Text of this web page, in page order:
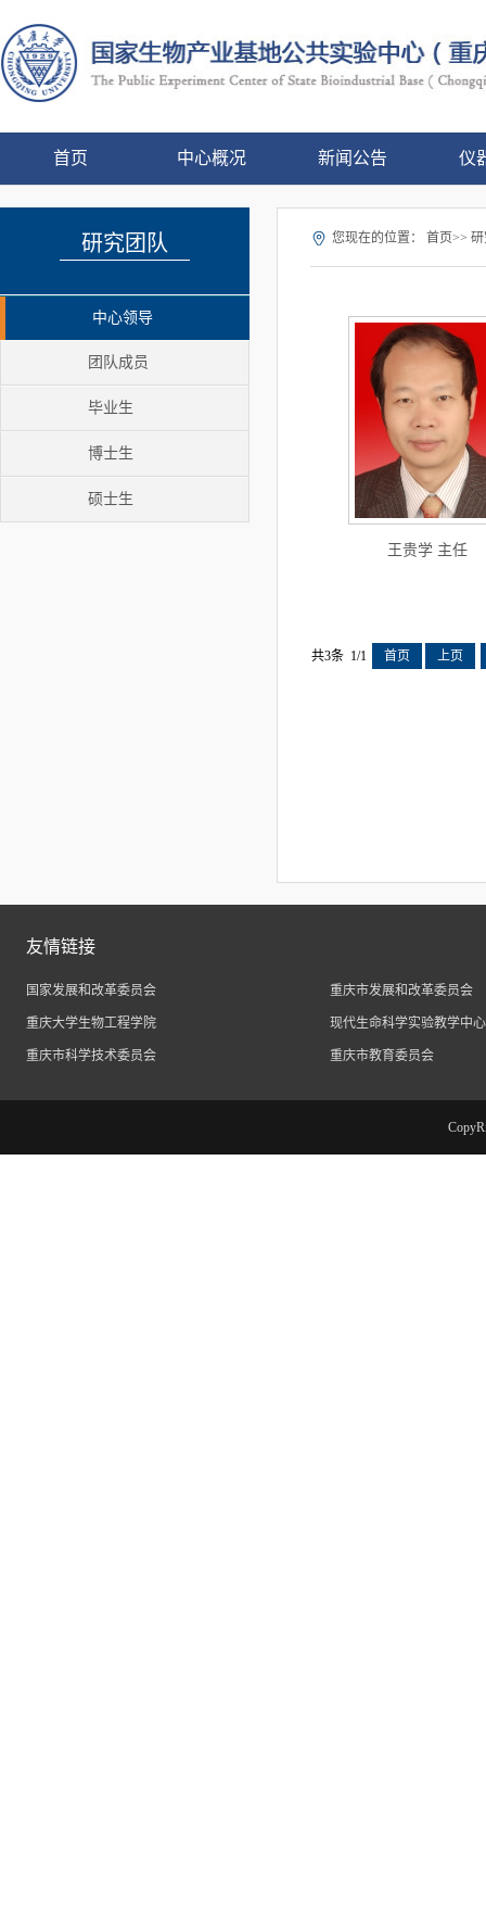
首页 中心概况 新闻公告 仪
研究团队
中心领导
团队成员
毕业生
博士生
硕士生
您现在的位置： 首页>>
王贵学 主任
共3条 1/1 首页 上页
友情链接
国家发展和改革委员会 重庆市发展和改革委员会
重庆大学生物工程学院 现代生命科学实验教学中心
重庆市科学技术委员会 重庆市教育委员会